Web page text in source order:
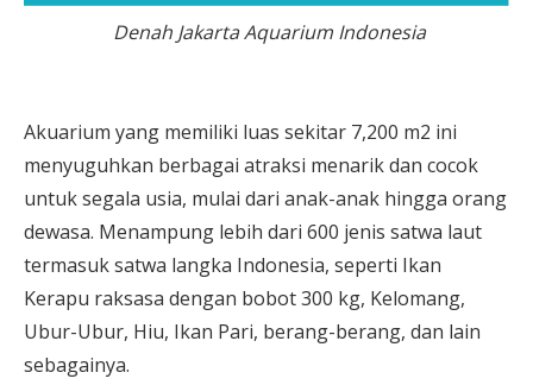
Denah Jakarta Aquarium Indonesia
Akuarium yang memiliki luas sekitar 7,200 m2 ini
menyuguhkan berbagai atraksi menarik dan cocok
untuk segala usia, mulai dari anak-anak hingga orang
dewasa. Menampung lebih dari 600 jenis satwa laut
termasuk satwa langka Indonesia, seperti Ikan
Kerapu raksasa dengan bobot 300 kg, Kelomang,
Ubur-Ubur, Hiu, Ikan Pari, berang-berang, dan lain
sebagainya.